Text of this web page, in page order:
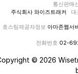
통신판매
주식회사 와이즈트래커 대
호스팅제공자정보 아마존웹서
전화번호 02-
© 2026